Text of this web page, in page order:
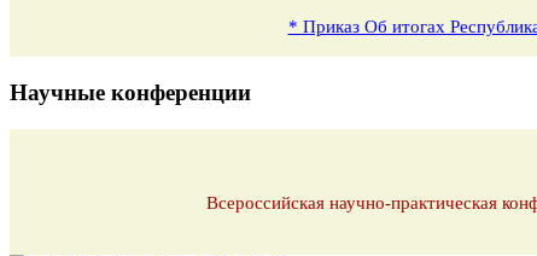
* Приказ Об итогах
Научные конференции
Всероссийская научно-практическая